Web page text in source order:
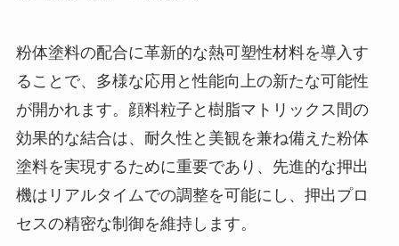
粉体塗料の配合に革新的な熱可塑性材料を導入す
ることで、多様な応用と性能向上の新たな可能性
が開かれます。顔料粒子と樹脂マトリックス間の
効果的な結合は、耐久性と美観を兼ね備えた粉体
塗料を実現するために重要であり、先進的な押出
機はリアルタイムでの調整を可能にし、押出プロ
セスの精密な制御を維持します。